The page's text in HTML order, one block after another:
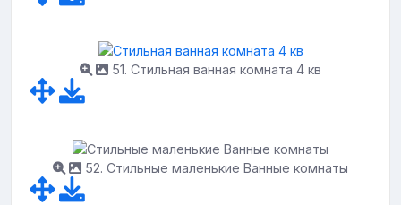
51. Стильная ванная комната 4 кв
52. Стильные маленькие Ванные комнаты